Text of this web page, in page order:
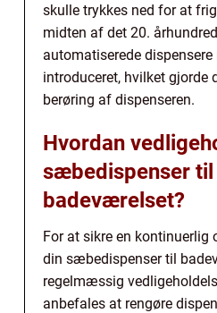
skulle trykkes ned for at
midten af det 20.
automatiserede dispensere
introduceret, hvilket gjorde
berøring af dispenseren.
Hvordan
sæbedispenser til
badeværelset?
For at sikre en kontinuerlig
din sæbedispenser til
regelmæssig
anbefales at rengøre